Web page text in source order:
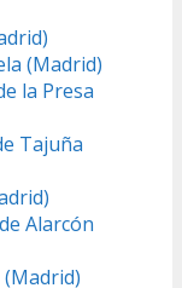
(Madrid)
la Presa
Tajuña
Alarcón